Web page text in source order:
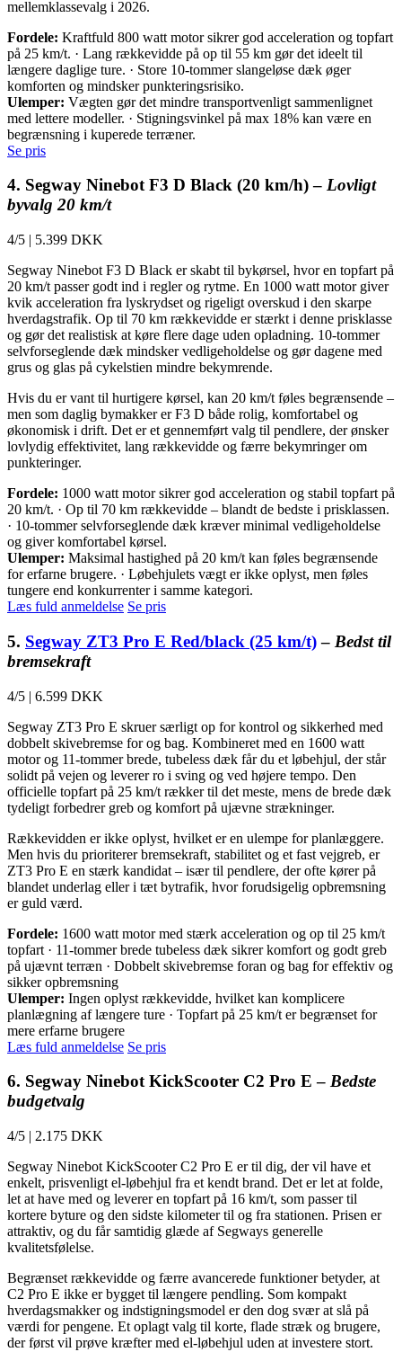
mellemklassevalg i 2026.
Fordele: Kraftfuld 800 watt motor sikrer god acceleration og topfart
på 25 km/t. · Lang rækkevidde på op til 55 km gør det ideelt til
længere daglige ture. · Store 10-tommer slangeløse dæk øger
komforten og mindsker punkteringsrisiko.
Ulemper: Vægten gør det mindre transportvenligt sammenlignet
med lettere modeller. · Stigningsvinkel på max 18% kan være en
begrænsning i kuperede terræner.
Se pris
4. Segway Ninebot F3 D Black (20 km/h) – Lovligt
byvalg 20 km/t
4/5 | 5.399 DKK
Segway Ninebot F3 D Black er skabt til bykørsel, hvor en topfart på
20 km/t passer godt ind i regler og rytme. En 1000 watt motor giver
kvik acceleration fra lyskrydset og rigeligt overskud i den skarpe
hverdagstrafik. Op til 70 km rækkevidde er stærkt i denne prisklasse
og gør det realistisk at køre flere dage uden opladning. 10-tommer
selvforseglende dæk mindsker vedligeholdelse og gør dagene med
grus og glas på cykelstien mindre bekymrende.
Hvis du er vant til hurtigere kørsel, kan 20 km/t føles begrænsende –
men som daglig bymakker er F3 D både rolig, komfortabel og
økonomisk i drift. Det er et gennemført valg til pendlere, der ønsker
lovlydig effektivitet, lang rækkevidde og færre bekymringer om
punkteringer.
Fordele: 1000 watt motor sikrer god acceleration og stabil topfart på
20 km/t. · Op til 70 km rækkevidde – blandt de bedste i prisklassen.
· 10-tommer selvforseglende dæk kræver minimal vedligeholdelse
og giver komfortabel kørsel.
Ulemper: Maksimal hastighed på 20 km/t kan føles begrænsende
for erfarne brugere. · Løbehjulets vægt er ikke oplyst, men føles
tungere end konkurrenter i samme kategori.
Læs fuld anmeldelse Se pris
5. Segway ZT3 Pro E Red/black (25 km/t)– Bedst til
bremsekraft
4/5 | 6.599 DKK
Segway ZT3 Pro E skruer særligt op for kontrol og sikkerhed med
dobbelt skivebremse for og bag. Kombineret med en 1600 watt
motor og 11-tommer brede, tubeless dæk får du et løbehjul, der står
solidt på vejen og leverer ro i sving og ved højere tempo. Den
officielle topfart på 25 km/t rækker til det meste, mens de brede dæk
tydeligt forbedrer greb og komfort på ujævne strækninger.
Rækkevidden er ikke oplyst, hvilket er en ulempe for planlæggere.
Men hvis du prioriterer bremsekraft, stabilitet og et fast vejgreb, er
ZT3 Pro E en stærk kandidat – især til pendlere, der ofte kører på
blandet underlag eller i tæt bytrafik, hvor forudsigelig opbremsning
er guld værd.
Fordele: 1600 watt motor med stærk acceleration og op til 25 km/t
topfart · 11-tommer brede tubeless dæk sikrer komfort og godt greb
på ujævnt terræn · Dobbelt skivebremse foran og bag for effektiv og
sikker opbremsning
Ulemper: Ingen oplyst rækkevidde, hvilket kan komplicere
planlægning af længere ture · Topfart på 25 km/t er begrænset for
mere erfarne brugere
Læs fuld anmeldelse Se pris
6. Segway Ninebot KickScooter C2 Pro E – Bedste
budgetvalg
4/5 | 2.175 DKK
Segway Ninebot KickScooter C2 Pro E er til dig, der vil have et
enkelt, prisvenligt el-løbehjul fra et kendt brand. Det er let at folde,
let at have med og leverer en topfart på 16 km/t, som passer til
kortere byture og den sidste kilometer til og fra stationen. Prisen er
attraktiv, og du får samtidig glæde af Segways generelle
kvalitetsfølelse.
Begrænset rækkevidde og færre avancerede funktioner betyder, at
C2 Pro E ikke er bygget til længere pendling. Som kompakt
hverdagsmakker og indstigningsmodel er den dog svær at slå på
værdi for pengene. Et oplagt valg til korte, flade stræk og brugere,
der først vil prøve kræfter med el-løbehjul uden at investere stort.